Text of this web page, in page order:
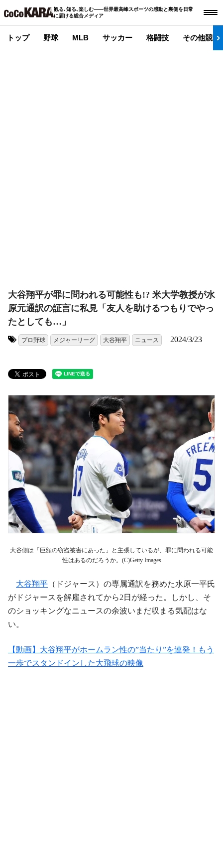
観る､知る､楽しむ――世界最高峰スポーツの感動と裏側を日常
に届ける総合メディア
トップ 野球 MLB サッカー 格闘技 その他競技
大谷翔平が罪に問われる可能性も!? 米大学教授が水
原元通訳の証言に私見「友人を助けるつもりでやっ
たとしても…」
プロ野球 メジャーリーグ 大谷翔平 ニュース 2024/3/23
大谷側は「巨額の窃盗被害にあった」と主張しているが、罪に問われる可能
性はあるのだろうか。(C)Getty Images
大谷翔平 （ドジャース）の専属通訳を務めた水原一平氏
がドジャースを解雇されてから2日が経った。しかし、そ
のショッキングなニュースの余波いまだ収まる気配はな
い。
【動画】大谷翔平がホームラン性の”当たり”を連発！もう
一歩でスタンドインした大飛球の映像